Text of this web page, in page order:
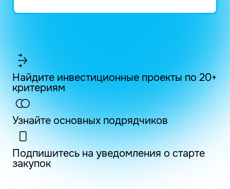
Найдите инвестиционные проекты по 20+
критериям
Узнайте основных подрядчиков
Подпишитесь на уведомления о старте
закупок